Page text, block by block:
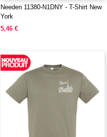
Needen 11380-N1DNY - T-Shirt New
York
5,46 €